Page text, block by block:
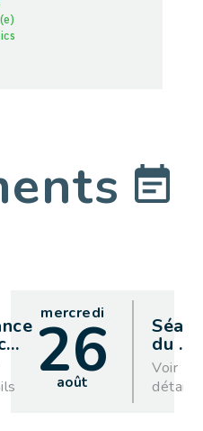
…
mercredi
26
août
du …
Voir
détails